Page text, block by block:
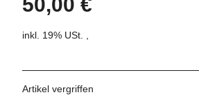
50,00 €
inkl. 19% USt. ,
Artikel vergriffen